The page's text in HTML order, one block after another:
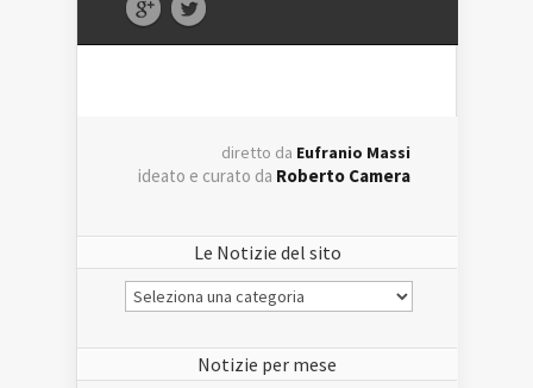
diretto da Eufranio Massi
ideato e curato da Roberto Camera
Le Notizie del sito
Le
Notizie
Notizie per mese